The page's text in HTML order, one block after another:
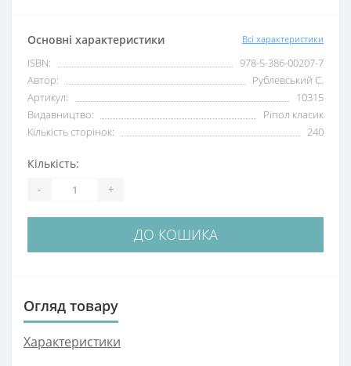
Основні характеристики Всі характеристики
ISBN:
978-5-386-00207-7
Автор:
Рублевський С.
Артикул:
10315
Видавництво:
Ріпол класик
Кількість сторінок:
240
Кількість:
- +
ДО КОШИКА
Огляд товару
Характеристики